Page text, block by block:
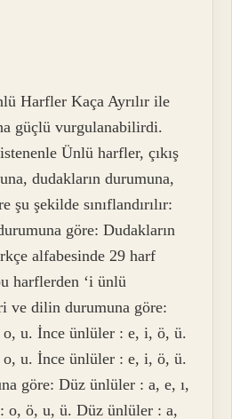
Harfler Kaça Ayrılır ile
güçlü vurgulanabilirdi.
Ünlü harfler, çıkış
dudakların durumuna,
şu şekilde sınıflandırılır:
göre: Dudakların
alfabesinde 29 harf
harflerden ‘i ünlü
ve dilin durumuna göre:
o, u. İnce ünlüler : e, i, ö, ü.
o, u. İnce ünlüler : e, i, ö, ü.
göre: Düz ünlüler : a, e, ı,
o, ö, u, ü. Düz ünlüler : a,